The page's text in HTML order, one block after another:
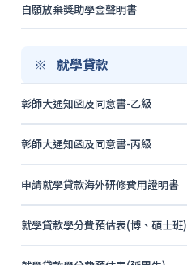
自願放棄獎助學金聲明書
就學貸款
彰師大通知函及同意書-乙級
彰師大通知函及同意書-丙級
申請就學貸款海外研修費用證明書
就學貸款學分費預估表(博、碩士班)